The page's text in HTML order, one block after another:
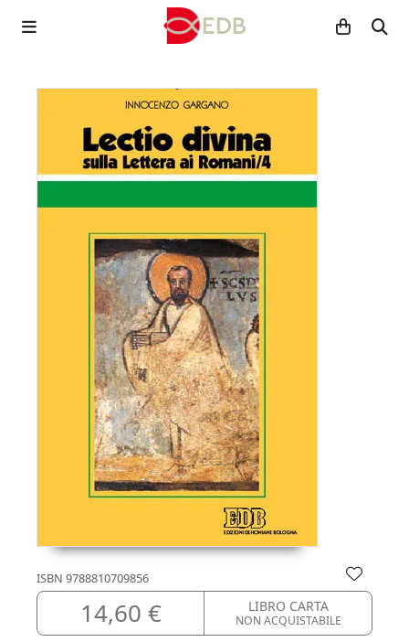
ISBN 9788810709856
14,60 € LIBRO CARTA
NON ACQUISTABILE